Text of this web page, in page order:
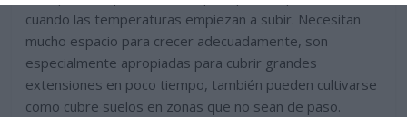
cuando las temperaturas empiezan a subir. Necesitan
mucho espacio para crecer adecuadamente, son
especialmente apropiadas para cubrir grandes
extensiones en poco tiempo, también pueden cultivarse
como cubre suelos en zonas que no sean de paso.